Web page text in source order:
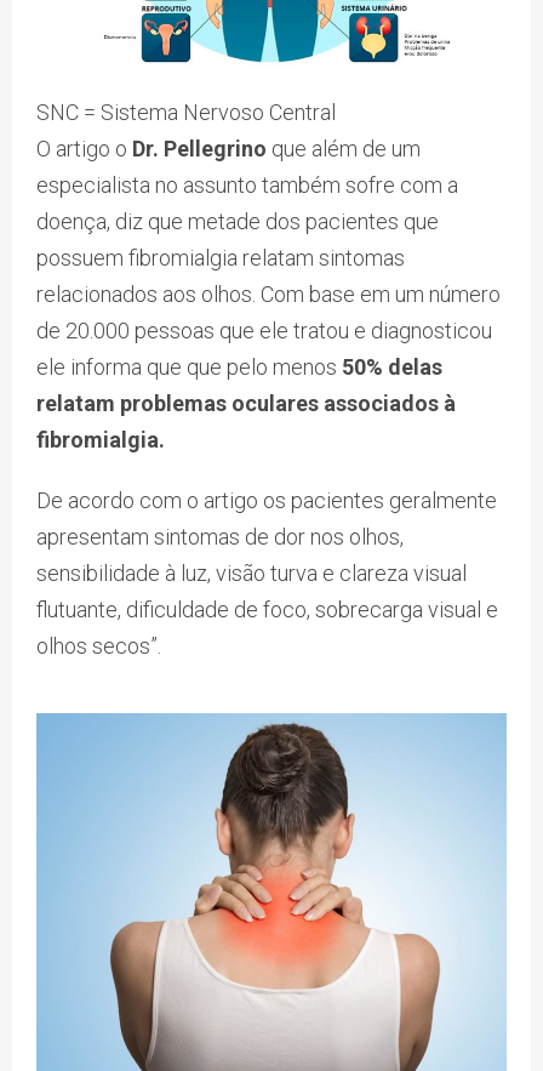
SNC = Sistema Nervoso Central
O artigo o Dr. Pellegrino que além de um
especialista no assunto também sofre com a
doença, diz que metade dos pacientes que
possuem fibromialgia relatam sintomas
relacionados aos olhos. Com base em um número
de 20.000 pessoas que ele tratou e diagnosticou
ele informa que que pelo menos 50% delas
relatam problemas oculares associados à
fibromialgia.
De acordo com o artigo os pacientes geralmente
apresentam sintomas de dor nos olhos,
sensibilidade à luz, visão turva e clareza visual
flutuante, dificuldade de foco, sobrecarga visual e
olhos secos”.